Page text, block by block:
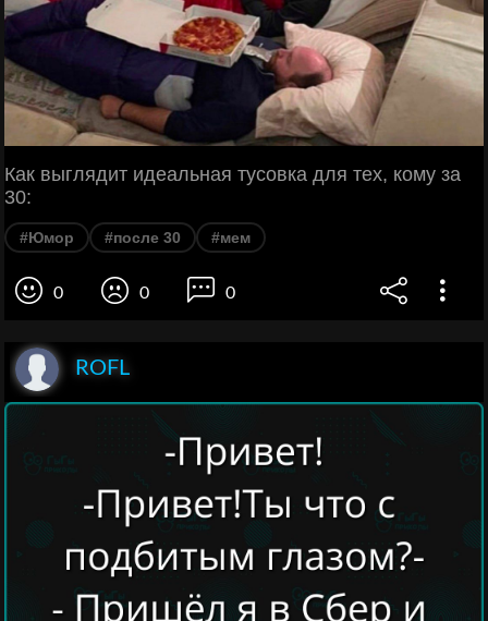
Как выглядит идеальная тусовка для тех, кому за
30:
#Юмор #после 30 #мем
0 0 0
ROFL